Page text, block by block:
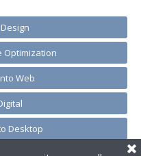
Optimization
Web
Desktop